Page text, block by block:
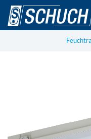
Direkt
zum
Inhalt